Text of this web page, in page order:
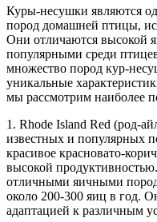
Куры-несушки являются
пород домашней птицы,
Они отличаются высокой
популярными среди
множество пород кур-
уникальные
мы рассмотрим наиболее
1. Rhode Island Red (род-
известных и популярных
красивое красновато-
высокой
отличными яичными
около 200-300 яиц в год.
адаптацией к различным